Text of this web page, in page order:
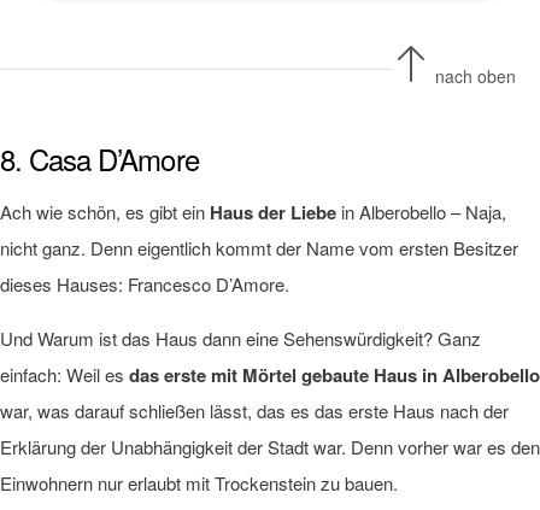
nach oben
8. Casa D’Amore
Ach wie schön, es gibt ein Haus der Liebe in Alberobello – Naja,
nicht ganz. Denn eigentlich kommt der Name vom ersten Besitzer
dieses Hauses: Francesco D’Amore.
Und Warum ist das Haus dann eine Sehenswürdigkeit? Ganz
einfach: Weil es das erste mit Mörtel gebaute Haus in Alberobello
war, was darauf schließen lässt, das es das erste Haus nach der
Erklärung der Unabhängigkeit der Stadt war. Denn vorher war es den
Einwohnern nur erlaubt mit Trockenstein zu bauen.